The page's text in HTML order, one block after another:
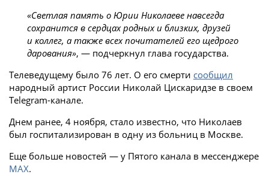
«Светлая память о Юрии Николаеве навсегда
сохранится в сердцах родных и близких, друзей
и коллег, а также всех почитателей его щедрого
дарования», — подчеркнул глава государства.
Телеведущему было 76 лет. О его смерти сообщил
народный артист России Николай Цискаридзе в своем
Telegram-канале.
Днем ранее, 4 ноября, стало известно, что Николаев
был госпитализирован в одну из больниц в Москве.
Еще больше новостей — у Пятого канала в мессенджере
MAX.